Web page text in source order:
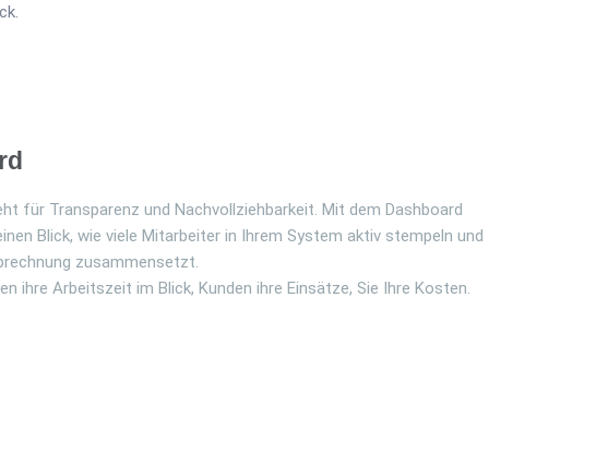
für Transparenz und Nachvollziehbarkeit. Mit dem Dashboard
Blick, wie viele Mitarbeiter in Ihrem System aktiv stempeln und
zusammensetzt.
ihre Arbeitszeit im Blick, Kunden ihre Einsätze, Sie Ihre Kosten.